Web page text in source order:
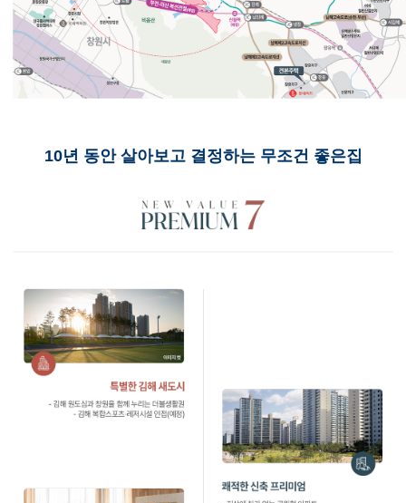
10년 동안 살아보고 결정하는 무조건 좋은집